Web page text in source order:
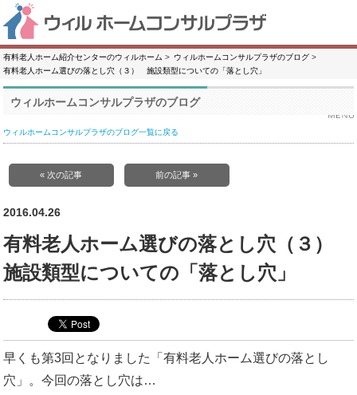
有料老人ホーム紹介センターのウィルホーム
ウィルホームコンサルプラザのブログ
有料老人ホーム選びの落とし穴（３） 施設類型についての「落とし穴」
ウィルホームコンサルプラザのブログ
ウィルホームコンサルプラザのブログ一覧に戻る
« 次の記事 前の記事 »
2016.04.26
有料老人ホーム選びの落とし穴（３）
施設類型についての「落とし穴」
早くも第3回となりました「有料老人ホーム選びの落とし
穴」。今回の落とし穴は…